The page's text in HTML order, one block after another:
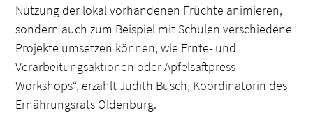
Nutzung der lokal vorhandenen Früchte animieren,
sondern auch zum Beispiel mit Schulen verschiedene
Projekte umsetzen können, wie Ernte- und
Verarbeitungsaktionen oder Apfelsaftpress-
Workshops“, erzählt Judith Busch, Koordinatorin des
Ernährungsrats Oldenburg.